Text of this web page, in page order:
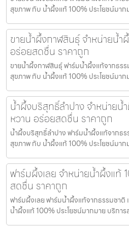
สุขภาพ กับ น้ำผึ้งแท้ 100% ประโยชน์มาก
ขายน้ำผึ้งกาฬสินธุ์ จำหน่ายน้
อร่อยสดชื่น ราคาถูก
ขายน้ำผึ้งกาฬสินธุ์ ฟาร์มน้ำผึ้งแท้จากธร
สุขภาพ กับ น้ำผึ้งแท้ 100% ประโยชน์มาก
น้ำผึ้งบริสุทธิ์ลำปาง จำหน่าย
หวาน อร่อยสดชื่น ราคาถูก
น้ำผึ้งบริสุทธิ์ลำปาง ฟาร์มน้ำผึ้งแท้จากธ
สุขภาพ กับ น้ำผึ้งแท้ 100% ประโยชน์มาก
ฟาร์มผึ้งเลย จำหน่ายน้ำผึ้งแท้
สดชื่น ราคาถูก
ฟาร์มผึ้งเลย ฟาร์มน้ำผึ้งแท้จากธรรมชา
น้ำผึ้งแท้ 100% ประโยชน์มากมาย บริการ